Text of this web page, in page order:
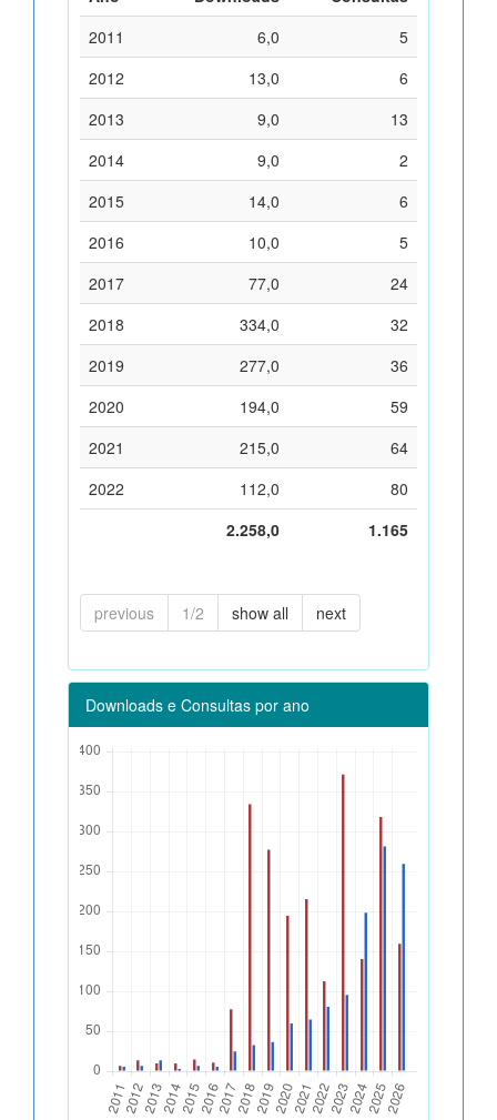
2011
6,0
5
2012
13,0
6
2013
9,0
13
2014
9,0
2
2015
14,0
6
2016
10,0
5
2017
77,0
24
2018
334,0
32
2019
277,0
36
2020
194,0
59
2021
215,0
64
2022
112,0
80
2.258,0
1.165
previous 1/2 show all next
Downloads e Consultas por ano